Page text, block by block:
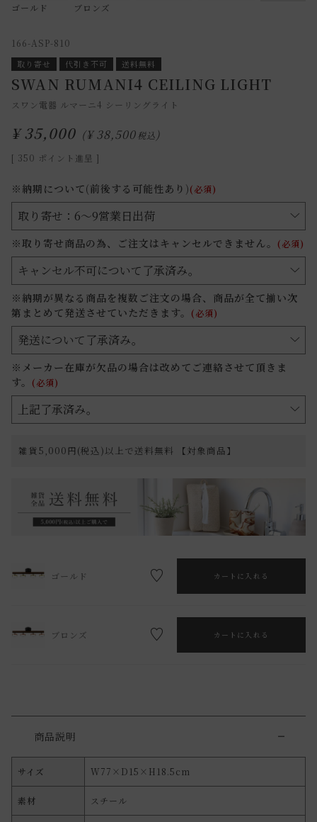
ゴールド ブロンズ
166-ASP-810
取り寄せ 代引き不可 送料無料
SWAN RUMANI4 CEILING LIGHT
スワン電器 ルマーニ4 シーリングライト
¥ 35,000 ¥ 38,500税込
[ 350 ポイント進呈 ]
※納期について(前後する可能性あり)(必須)
※取り寄せ商品の為、ご注文はキャンセルできません。 (必須)
※納期が異なる商品を複数ご注文の場合、商品が全て揃い次
第まとめて発送させていただきます。
(必須)
※メーカー在庫が欠品の場合は改めてご連絡させて頂きま
す。
(必須)
雑貨5,000円(税込)以上で送料無料 【対象商品】
ゴールド カートに入れる
ブロンズ カートに入れる
商品説明
サイズ W77×D15×H18.5cm
素材 スチール